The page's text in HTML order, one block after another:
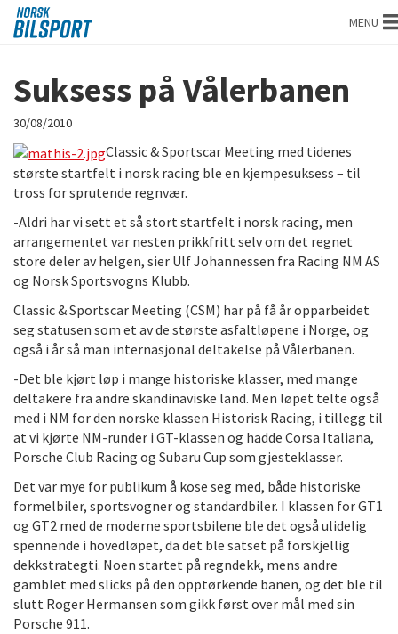
Norsk
bilsport MENU
Suksess på Vålerbanen
30/08/2010
Classic & Sportscar Meeting med tidenes
største startfelt i norsk racing ble en kjempesuksess – til
tross for sprutende regnvær.
-Aldri har vi sett et så stort startfelt i norsk racing, men
arrangementet var nesten prikkfritt selv om det regnet
store deler av helgen, sier Ulf Johannessen fra Racing NM AS
og Norsk Sportsvogns Klubb.
Classic & Sportscar Meeting (CSM) har på få år opparbeidet
seg statusen som et av de største asfaltløpene i Norge, og
også i år så man internasjonal deltakelse på Vålerbanen.
-Det ble kjørt løp i mange historiske klasser, med mange
deltakere fra andre skandinaviske land. Men løpet telte også
med i NM for den norske klassen Historisk Racing, i tillegg til
at vi kjørte NM-runder i GT-klassen og hadde Corsa Italiana,
Porsche Club Racing og Subaru Cup som gjesteklasser.
Det var mye for publikum å kose seg med, både historiske
formelbiler, sportsvogner og standardbiler. I klassen for GT1
og GT2 med de moderne sportsbilene ble det også ulidelig
spennende i hovedløpet, da det ble satset på forskjellig
dekkstrategti. Noen startet på regndekk, mens andre
gamblet med slicks på den opptørkende banen, og det ble til
slutt Roger Hermansen som gikk først over mål med sin
Porsche 911.